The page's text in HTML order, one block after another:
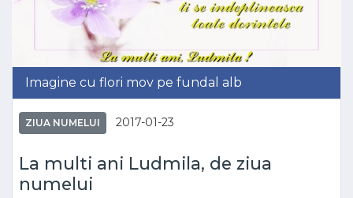
Imagine cu flori mov pe fundal alb
ZIUA NUMELUI 2017-01-23
La multi ani Ludmila, de ziua
numelui